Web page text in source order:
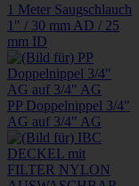
1 Meter Saugschlauch
1" / 30 mm AD / 25
mm ID
PP Doppelnippel 3/4"
AG auf 3/4" AG